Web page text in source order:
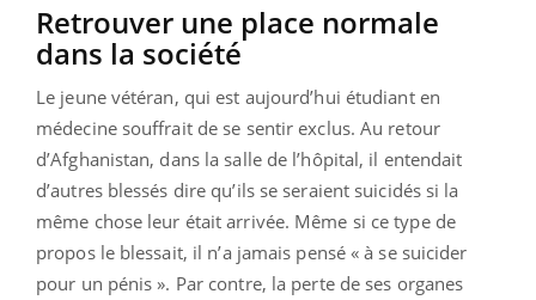
Retrouver une place normale
dans la société
Le jeune vétéran, qui est aujourd’hui étudiant en
médecine souffrait de se sentir exclus. Au retour
d’Afghanistan, dans la salle de l’hôpital, il entendait
d’autres blessés dire qu’ils se seraient suicidés si la
même chose leur était arrivée. Même si ce type de
propos le blessait, il n’a jamais pensé « à se suicider
pour un pénis ». Par contre, la perte de ses organes